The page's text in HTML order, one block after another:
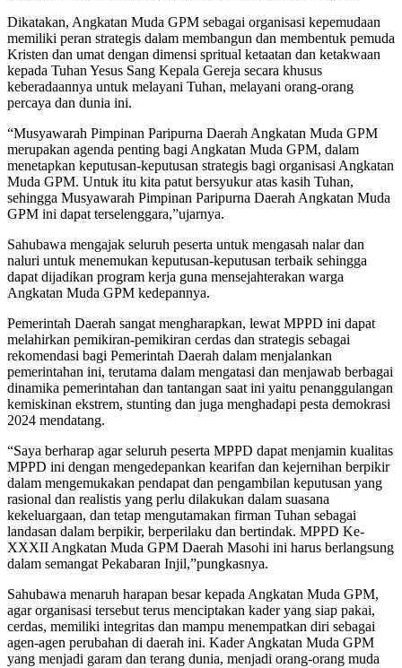
Dikatakan, Angkatan Muda GPM sebagai organisasi kepemudaan
memiliki peran strategis dalam membangun dan membentuk pemuda
Kristen dan umat dengan dimensi spritual ketaatan dan ketakwaan
kepada Tuhan Yesus Sang Kepala Gereja secara khusus
keberadaannya untuk melayani Tuhan, melayani orang-orang
percaya dan dunia ini.
“Musyawarah Pimpinan Paripurna Daerah Angkatan Muda GPM
merupakan agenda penting bagi Angkatan Muda GPM, dalam
menetapkan keputusan-keputusan strategis bagi organisasi Angkatan
Muda GPM. Untuk itu kita patut bersyukur atas kasih Tuhan,
sehingga Musyawarah Pimpinan Paripurna Daerah Angkatan Muda
GPM ini dapat terselenggara,”ujarnya.
Sahubawa mengajak seluruh peserta untuk mengasah nalar dan
naluri untuk menemukan keputusan-keputusan terbaik sehingga
dapat dijadikan program kerja guna mensejahterakan warga
Angkatan Muda GPM kedepannya.
Pemerintah Daerah sangat mengharapkan, lewat MPPD ini dapat
melahirkan pemikiran-pemikiran cerdas dan strategis sebagai
rekomendasi bagi Pemerintah Daerah dalam menjalankan
pemerintahan ini, terutama dalam mengatasi dan menjawab berbagai
dinamika pemerintahan dan tantangan saat ini yaitu penanggulangan
kemiskinan ekstrem, stunting dan juga menghadapi pesta demokrasi
2024 mendatang.
“Saya berharap agar seluruh peserta MPPD dapat menjamin kualitas
MPPD ini dengan mengedepankan kearifan dan kejernihan berpikir
dalam mengemukakan pendapat dan pengambilan keputusan yang
rasional dan realistis yang perlu dilakukan dalam suasana
kekeluargaan, dan tetap mengutamakan firman Tuhan sebagai
landasan dalam berpikir, berperilaku dan bertindak. MPPD Ke-
XXXII Angkatan Muda GPM Daerah Masohi ini harus berlangsung
dalam semangat Pekabaran Injil,”pungkasnya.
Sahubawa menaruh harapan besar kepada Angkatan Muda GPM,
agar organisasi tersebut terus menciptakan kader yang siap pakai,
cerdas, memiliki integritas dan mampu menempatkan diri sebagai
agen-agen perubahan di daerah ini. Kader Angkatan Muda GPM
yang menjadi garam dan terang dunia, menjadi orang-orang muda